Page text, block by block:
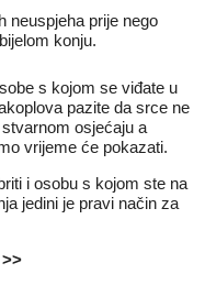
neuspjeha prije nego
konju.
s kojom se viđate u
pazite da srce ne
osjećaju a
vrijeme će pokazati.
i osobu s kojom ste na
jedini je pravi način za